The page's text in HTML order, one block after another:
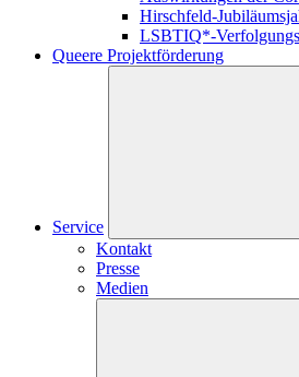
Hirschfeld-
LSBTIQ*-
Queere Projektförderung
Service
Kontakt
Presse
Medien